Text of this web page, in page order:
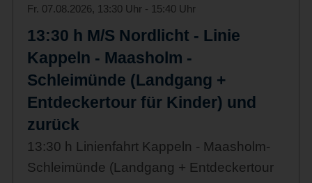
Fr. 07.08.2026, 13:30 Uhr - 15:40 Uhr
13:30 h M/S Nordlicht - Linie
Kappeln - Maasholm -
Schleimünde (Landgang +
Entdeckertour für Kinder) und
zurück
13:30 h Linienfahrt Kappeln - Maasholm-
Schleimünde (Landgang + Entdeckertour